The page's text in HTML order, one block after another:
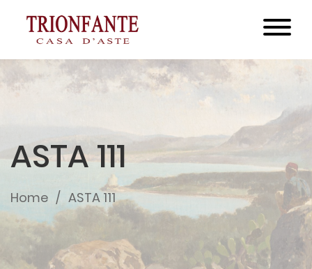
ASTA 111
Home ASTA 111